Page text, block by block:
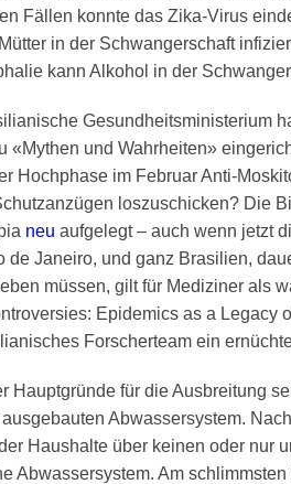
Fällen konnte das Zika-Virus
in der Schwangerschaft
kann Alkohol in der
Gesundheitsministerium
«Mythen und Wahrheiten»
Hochphase im Februar Anti-
loszuschicken? Die
neu aufgelegt – auch wenn jetzt
de Janeiro, und ganz Brasilien,
müssen, gilt für Mediziner als
Epidemics as a Legacy
Forscherteam ein
Hauptgründe für die Ausbreitung
Abwassersystem.
Haushalte über keinen oder nur
Abwassersystem. Am